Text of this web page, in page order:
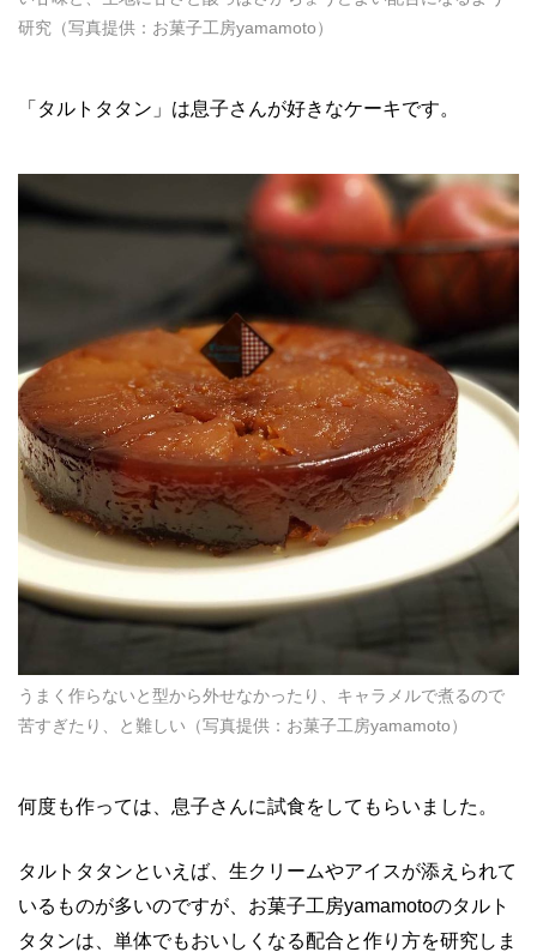
研究（写真提供：お菓子工房yamamoto）
「タルトタタン」は息子さんが好きなケーキです。
うまく作らないと型から外せなかったり、キャラメルで煮るので
苦すぎたり、と難しい（写真提供：お菓子工房yamamoto）
何度も作っては、息子さんに試食をしてもらいました。
タルトタタンといえば、生クリームやアイスが添えられて
いるものが多いのですが、お菓子工房yamamotoのタルト
タタンは、単体でもおいしくなる配合と作り方を研究しま